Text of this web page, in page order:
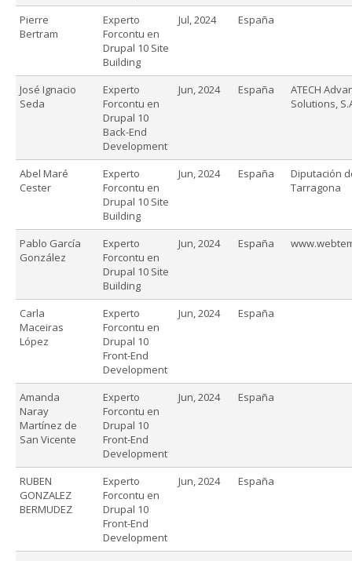
Pierre
Bertram
Experto
Forcontu en
Drupal 10 Site
Building
Jul, 2024 España
José Ignacio
Seda
Experto
Forcontu en
Drupal 10
Back-End
Development
Jun, 2024 España
ATECH
Solutions,
Abel Maré
Cester
Experto
Forcontu en
Drupal 10 Site
Building
Jun, 2024 España
Diputación
Tarragona
Pablo García
González
Experto
Forcontu en
Drupal 10 Site
Building
Jun, 2024 España
Carla
Maceiras
López
Experto
Forcontu en
Drupal 10
Front-End
Development
Jun, 2024 España
Amanda
Naray
Martínez de
San Vicente
Experto
Forcontu en
Drupal 10
Front-End
Development
Jun, 2024 España
RUBEN
GONZALEZ
BERMUDEZ
Experto
Forcontu en
Drupal 10
Front-End
Development
Jun, 2024 España